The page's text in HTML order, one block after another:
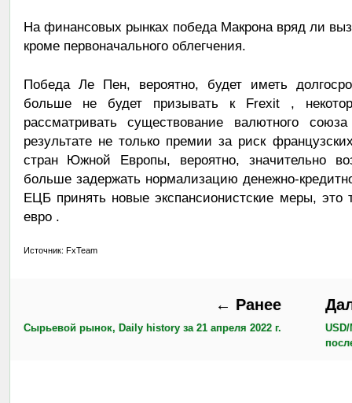
На финансовых рынках победа Макрона вряд ли
кроме первоначального облегчения.
Победа Ле Пен, вероятно, будет иметь
больше не будет призывать к Frexit ,
рассматривать существование валютного
результате не только премии за риск
стран Южной Европы, вероятно, значительно
больше задержать нормализацию денежно-
ЕЦБ принять новые экспансионистские меры, это
евро .
Источник: FxTeam
← Ранее
Сырьевой рынок, Daily history за 21 апреля 2022 г.